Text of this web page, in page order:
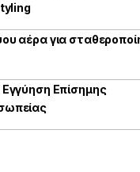
αέρα για
Εγγύηση Επίσημης